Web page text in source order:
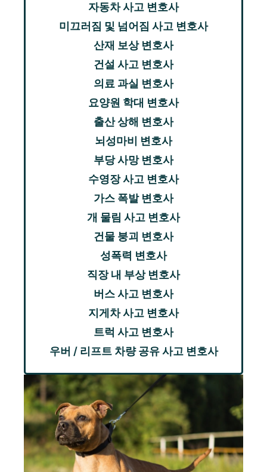
자동차 사고 변호사
미끄러짐 및 넘어짐 사고 변호사
산재 보상 변호사
건설 사고 변호사
의료 과실 변호사
요양원 학대 변호사
출산 상해 변호사
뇌성마비 변호사
부당 사망 변호사
수영장 사고 변호사
가스 폭발 변호사
개 물림 사고 변호사
건물 붕괴 변호사
성폭력 변호사
직장 내 부상 변호사
버스 사고 변호사
지게차 사고 변호사
트럭 사고 변호사
우버 / 리프트 차량 공유 사고 변호사